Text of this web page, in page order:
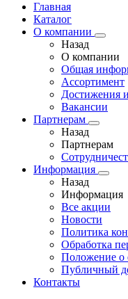
Главная
Каталог
О компании
Назад
О компании
Общая
Ассортимент
Достижения
Вакансии
Партнерам
Назад
Партнерам
Информация
Назад
Информация
Все акции
Новости
Политика
Обработка
Положение о
Публичный
Контакты